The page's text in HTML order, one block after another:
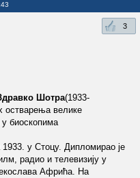
3
Шотра(1933-
остварења велике
у биоскопима
у Стоцу. Дипломирао је
радио и телевизију у
Афрића. На